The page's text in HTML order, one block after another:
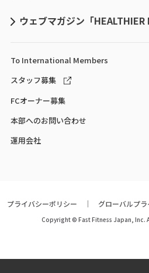
ウェブマガジン「HEALTHIER
To International Members
スタッフ募集
FCオーナー募集
本部へのお問い合わせ
運用会社
プライバシーポリシー グローバルプ
Copyright © Fast Fitness Japan, Inc.